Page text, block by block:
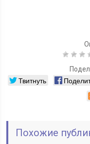
Твитнуть
Похожие